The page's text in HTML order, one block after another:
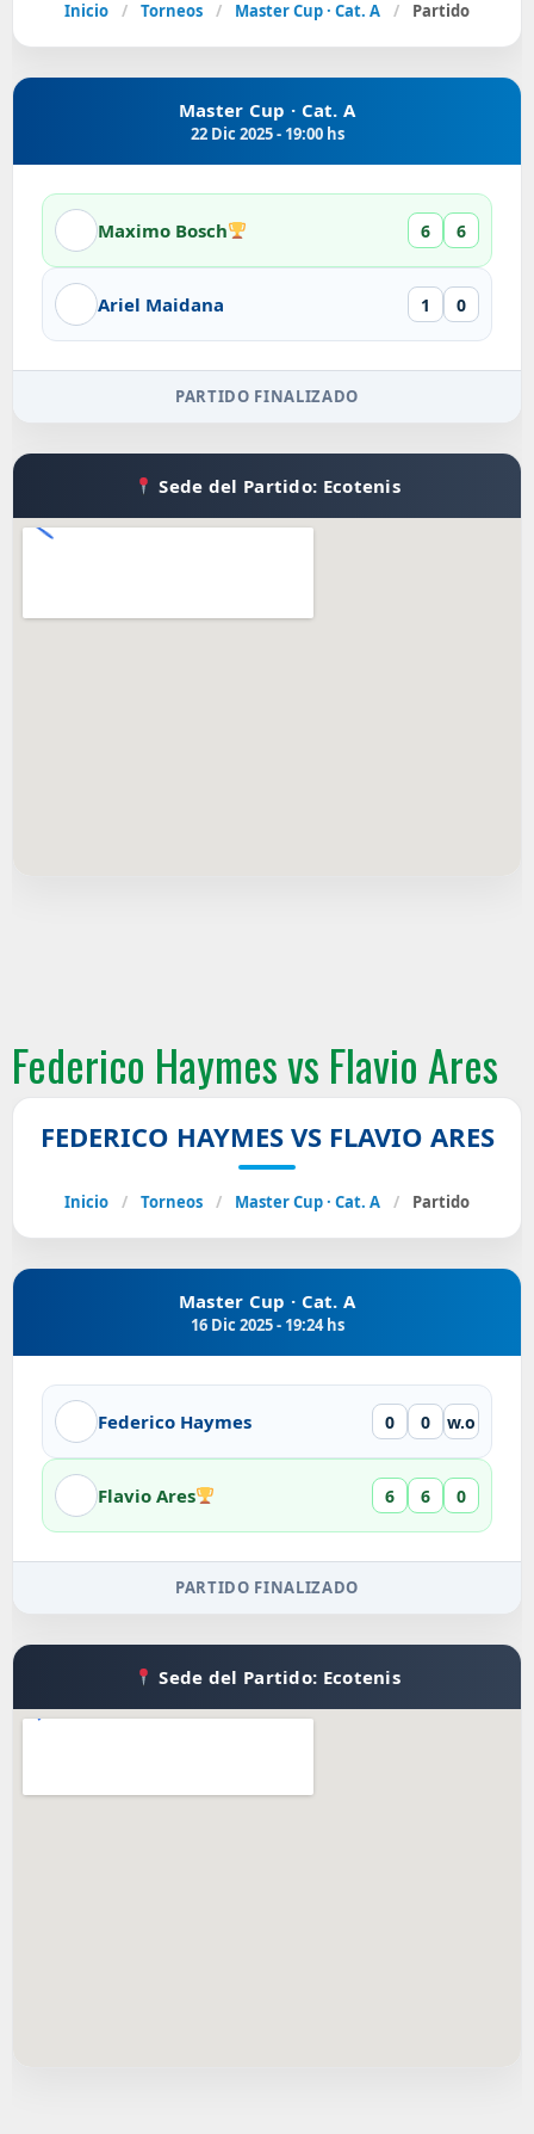
Inicio / Torneos / Master Cup · Cat. A / Partido
Master Cup · Cat. A
22 Dic 2025 - 19:00 hs
Maximo Bosch 6 6
Ariel Maidana 1 0
PARTIDO FINALIZADO
Sede del Partido: Ecotenis
Federico Haymes vs Flavio Ares
FEDERICO HAYMES VS FLAVIO ARES
Inicio / Torneos / Master Cup · Cat. A / Partido
Master Cup · Cat. A
16 Dic 2025 - 19:24 hs
Federico Haymes 0 0 w.o
Flavio Ares 6 6 0
PARTIDO FINALIZADO
Sede del Partido: Ecotenis